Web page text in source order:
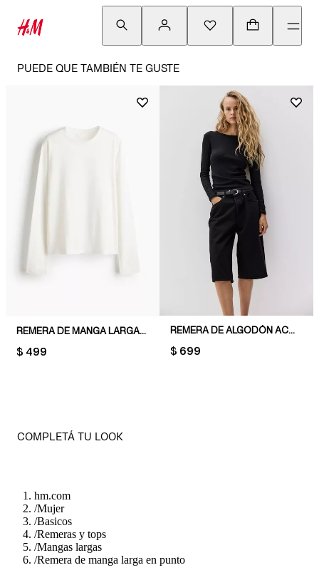
PUEDE QUE TAMBIÉN TE GUSTE
REMERA DE MANGA LARGA EN ALGODÓN
PRICE:
$ 499
REMERA DE ALGODÓN ACANALADO
PRICE:
$ 699
COMPLETÁ TU LOOK
hm.com
/Mujer
/Basicos
/Remeras y tops
/Mangas largas
/Remera de manga larga en punto